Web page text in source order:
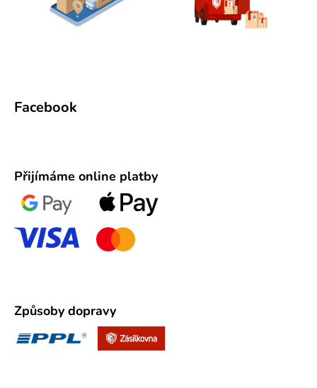
Facebook
Přijímáme online platby
Způsoby dopravy